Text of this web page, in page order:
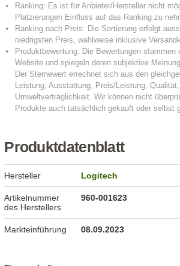
Produktdatenblatt
Hersteller Logitech
Artikelnummer
des Herstellers
960-001623
Markteinführung 08.09.2023